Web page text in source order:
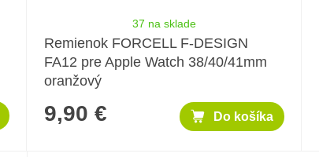
37 na sklade
Remienok FORCELL F-DESIGN
FA12 pre Apple Watch 38/40/41mm
oranžový
9,90 € Do košíka